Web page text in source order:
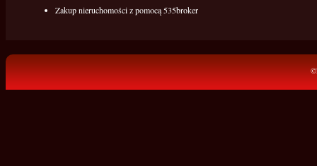
Zakup nieruchomości z pomocą 535broker